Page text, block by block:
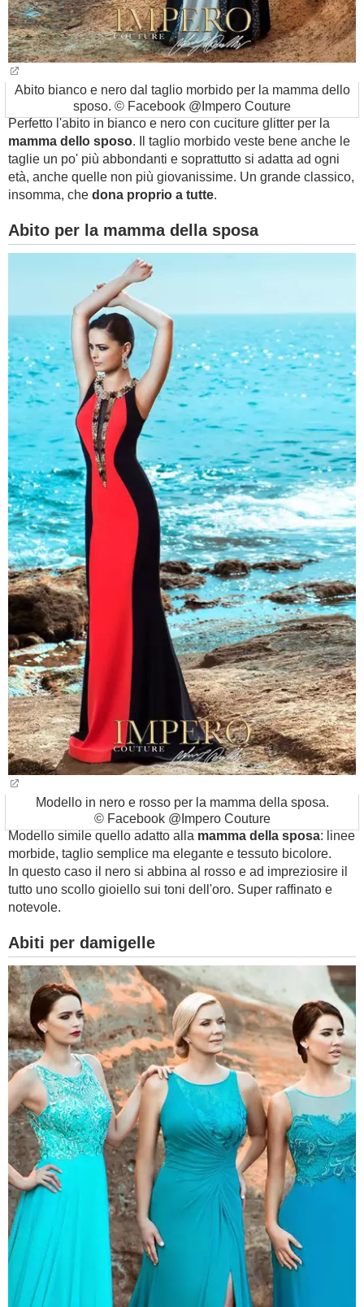
Abito bianco e nero dal taglio morbido per la mamma dello
sposo. © Facebook @Impero Couture
Perfetto l'abito in bianco e nero con cuciture glitter per la
mamma dello sposo. Il taglio morbido veste bene anche le
taglie un po' più abbondanti e soprattutto si adatta ad ogni
età, anche quelle non più giovanissime. Un grande classico,
insomma, che dona proprio a tutte.
Abito per la mamma della sposa
Modello in nero e rosso per la mamma della sposa.
© Facebook @Impero Couture
Modello simile quello adatto alla mamma della sposa: linee
morbide, taglio semplice ma elegante e tessuto bicolore.
In questo caso il nero si abbina al rosso e ad impreziosire il
tutto uno scollo gioiello sui toni dell'oro. Super raffinato e
notevole.
Abiti per damigelle